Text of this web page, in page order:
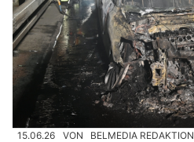
15.06.26 VON BELMEDIA REDAKTION